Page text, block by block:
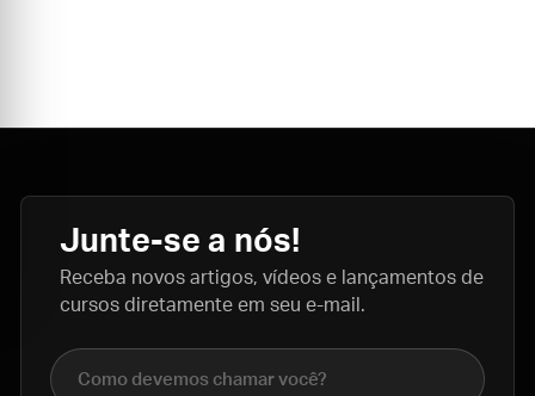
Junte-se a nós!
Receba novos artigos, vídeos e lançamentos de
cursos diretamente em seu e-mail.
Nome completo